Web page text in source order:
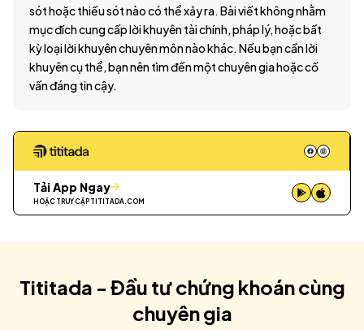
sót hoặc thiếu sót nào có thể xảy ra. Bài viết không nhằm
mục đích cung cấp lời khuyên tài chính, pháp lý, hoặc bất
kỳ loại lời khuyên chuyên môn nào khác. Nếu bạn cần lời
khuyên cụ thể, bạn nên tìm đến một chuyên gia hoặc cố
vấn đáng tin cậy.
Tải App Ngay
HOẶC TRUY CẬP TITITADA.COM
Tititada - Đầu tư chứng khoán cùng
chuyên gia